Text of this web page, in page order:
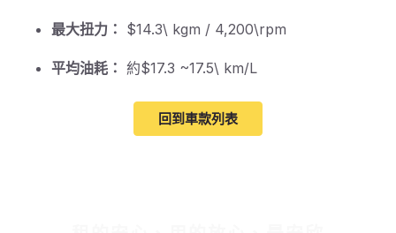
最大扭力： $14.3\ kgm / 4,200\rpm
平均油耗： 約$17.3 ~17.5\ km/L
回到車款列表